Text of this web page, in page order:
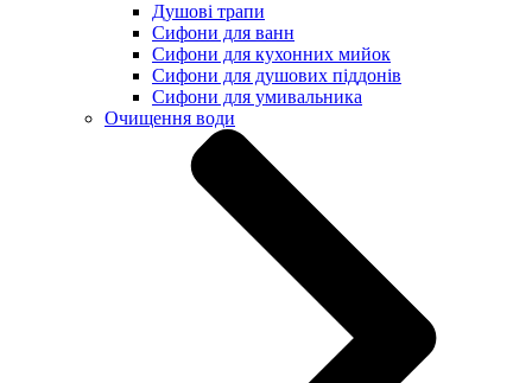
Душові трапи
Сифони для ванн
Сифони для кухонних мийок
Сифони для душових піддонів
Сифони для умивальника
Очищення води